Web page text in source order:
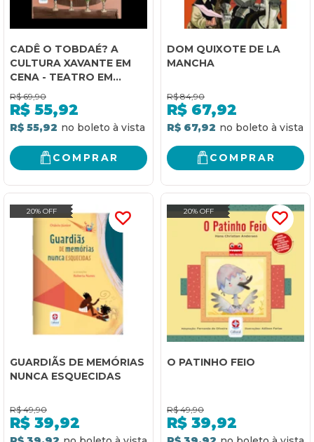
CADÊ O TOBDAÉ? A
CULTURA XAVANTE EM
CENA - TEATRO EM
AÇÃO
R$ 69,90
R$ 55,92
R$ 55,92
COMPRAR
DOM QUIXOTE DE LA
MANCHA
R$ 84,90
R$ 67,92
R$ 67,92
COMPRAR
20% OFF
GUARDIÃS DE MEMÓRIAS
NUNCA ESQUECIDAS
R$ 49,90
R$ 39,92
20% OFF
O PATINHO FEIO
R$ 49,90
R$ 39,92